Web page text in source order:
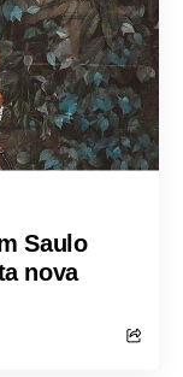
Saulo
nova